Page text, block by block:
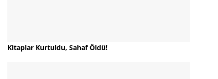
Kitaplar Kurtuldu, Sahaf Öldü!